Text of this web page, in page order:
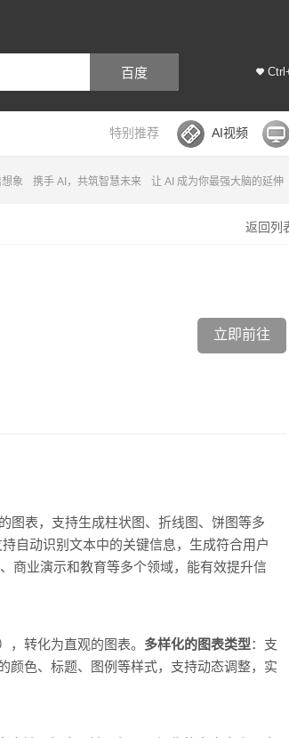
百度
特别推荐 AI视频
象 携手 AI，共筑智慧未来 让 AI 成为你最强大脑的延伸
返回列
立即前往
图表，支持生成柱状图、折线图、饼图等多
自动识别文本中的关键信息，生成符合用户
商业演示和教育等多个领域，能有效提升信
转化为直观的图表。 多样化的图表类型：支
颜色、标题、图例等样式，支持动态调整，实